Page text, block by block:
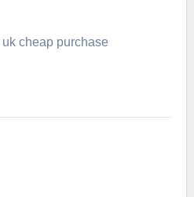
cheap purchase